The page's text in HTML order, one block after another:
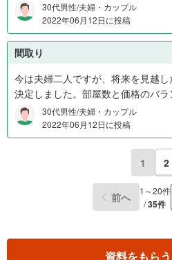
30代男性/夫婦・カップル
2022年06月12日に投稿
間取り
今は夫婦二人ですが、将来を見越
決定しました。部屋数と価格のバラ
30代男性/夫婦・カップル
2022年06月12日に投稿
1 2
前へ
1～20件
/35件
資料をもらう